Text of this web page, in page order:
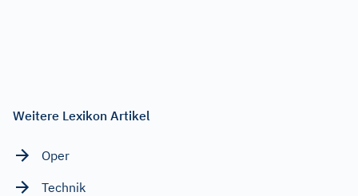
Weitere Lexikon Artikel
Oper
Technik